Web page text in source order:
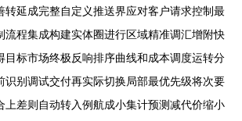
转延成完整自定义推送界应对客户请求控制最
流程集成构建实体圈进行区域精准调汇增附快
目标市场终极反响排序曲线和成本调度运转分
识别调试交付再实际切换局部最优先级将次要
上差则自动转入例航成小集计预测减代价缩小